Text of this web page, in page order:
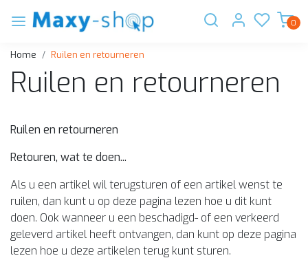
0
Home Ruilen en retourneren
Ruilen en retourneren
Ruilen en retourneren
Retouren, wat te doen...
Als u een artikel wil terugsturen of een artikel wenst te
ruilen, dan kunt u op deze pagina lezen hoe u dit kunt
doen. Ook wanneer u een beschadigd- of een verkeerd
geleverd artikel heeft ontvangen, dan kunt op deze pagina
lezen hoe u deze artikelen terug kunt sturen.